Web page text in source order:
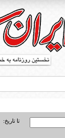
تا تاریخ: